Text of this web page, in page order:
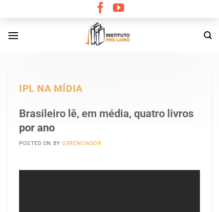
content
IPL NA MÍDIA
Brasileiro lê, em média, quatro livros
por ano
POSTED ON BYGERENCIADOR